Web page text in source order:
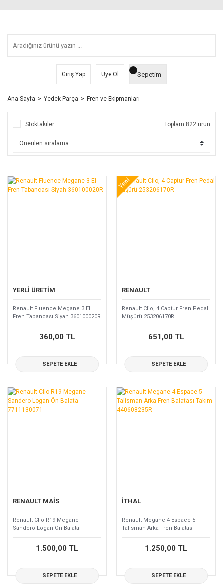
Giriş Yap Üye Ol Sepetim
Ana Sayfa Yedek Parça Fren ve Ekipmanları
Stoktakiler Toplam 822 ürün
YERLİ ÜRETİM
Renault Fluence Megane 3 El
Fren Tabancası Siyah 360100020R
360,00 TL
SEPETE EKLE
Yeni
RENAULT
Renault Clio, 4 Captur Fren Pedal
Müşürü 253206170R
651,00 TL
SEPETE EKLE
RENAULT MAİS
Renault Clio-R19-Megane-
Sandero-Logan Ön Balata
7711130071
1.500,00 TL
SEPETE EKLE
İTHAL
Renault Megane 4 Espace 5
Talisman Arka Fren Balatası
Takım 440608235R
1.250,00 TL
SEPETE EKLE